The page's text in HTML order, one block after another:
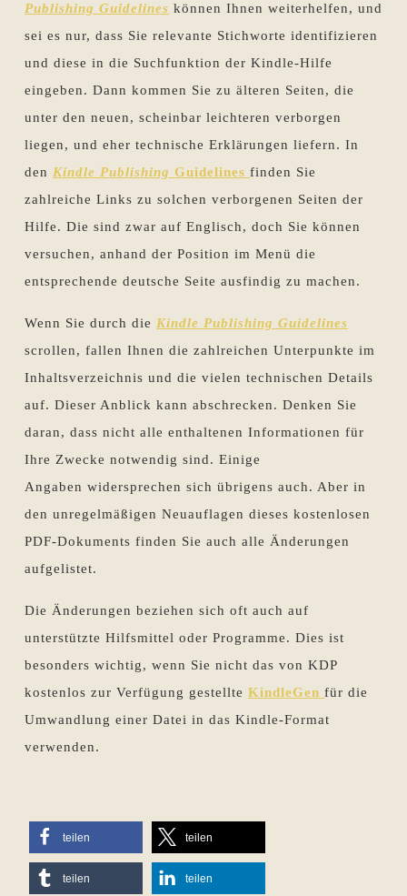
Publishing Guidelines können Ihnen weiterhelfen, und
sei es nur, dass Sie relevante Stichworte identifizieren
und diese in die Suchfunktion der Kindle-Hilfe
eingeben. Dann kommen Sie zu älteren Seiten, die
unter den neuen, scheinbar leichteren verborgen
liegen, und eher technische Erklärungen liefern. In
den Kindle Publishing Guidelines finden Sie
zahlreiche Links zu solchen verborgenen Seiten der
Hilfe. Die sind zwar auf Englisch, doch Sie können
versuchen, anhand der Position im Menü die
entsprechende deutsche Seite ausfindig zu machen.
Wenn Sie durch die Kindle Publishing Guidelines
scrollen, fallen Ihnen die zahlreichen Unterpunkte im
Inhaltsverzeichnis und die vielen technischen Details
auf. Dieser Anblick kann abschrecken. Denken Sie
daran, dass nicht alle enthaltenen Informationen für
Ihre Zwecke notwendig sind. Einige
Angaben widersprechen sich übrigens auch. Aber in
den unregelmäßigen Neuauflagen dieses kostenlosen
PDF-Dokuments finden Sie auch alle Änderungen
aufgelistet.
Die Änderungen beziehen sich oft auch auf
unterstützte Hilfsmittel oder Programme. Dies ist
besonders wichtig, wenn Sie nicht das von KDP
kostenlos zur Verfügung gestellte KindleGen für die
Umwandlung einer Datei in das Kindle-Format
verwenden.
teilen teilen
teilen teilen